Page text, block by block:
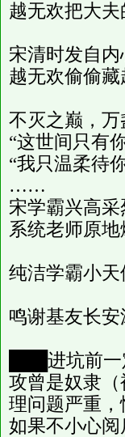
越无欢把大
宋清时发自
越无欢偷偷
不灭之巅，
“这世间只有
“我只温柔待
……
宋学霸兴高采
系统老师原
纯洁学霸小
鸣谢基友长安
███进坑前
攻曾是奴隶
理问题严重
如果不小心